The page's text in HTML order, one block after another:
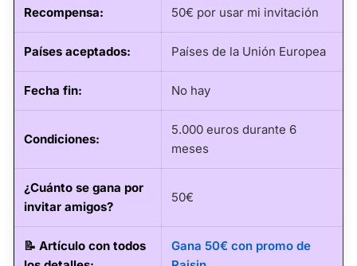
Recompensa: 50€ por usar mi invitación
Países aceptados: Países de la Unión Europea
Fecha fin: No hay
Condiciones:
5.000 euros durante 6
meses
¿Cuánto se gana por
invitar amigos?
50€
📝 Artículo con todos
Gana 50€ con promo de